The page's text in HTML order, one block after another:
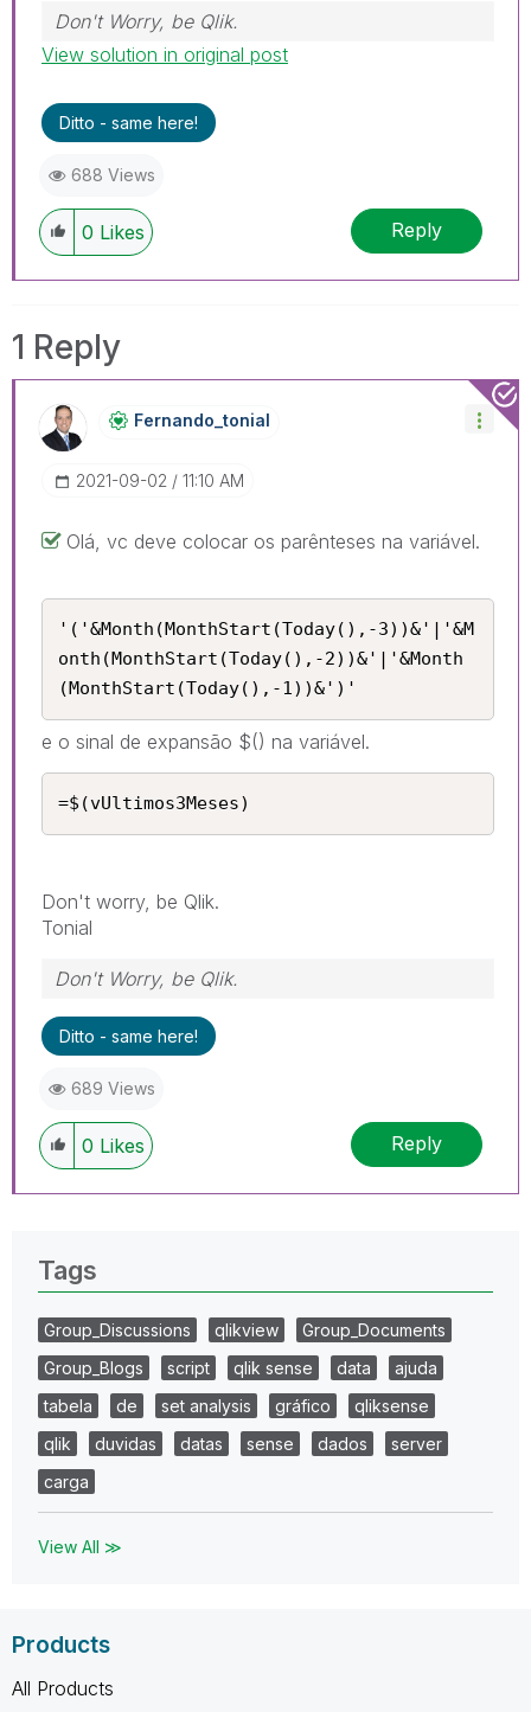
Don't Worry, be Qlik.
View solution in original post
Ditto - same here!
688 Views
0 Likes Reply
1 Reply
Fernando_tonial
‎2021-09-02 11:10 AM
Olá, vc deve colocar os parênteses na variável.
'('&Month(MonthStart(Today(),-3))&'|'&M
onth(MonthStart(Today(),-2))&'|'&Month
(MonthStart(Today(),-1))&')'
e o sinal de expansão $() na variável.
=$(vUltimos3Meses)
Don't worry, be Qlik.
Tonial
Don't Worry, be Qlik.
Ditto - same here!
689 Views
0 Likes Reply
Tags
Group_Discussions qlikview
Group_Documents
Group_Blogs
script qlik sense data
ajuda
tabela
de set analysis gráfico
qliksense
qlik
duvidas datas sense dados
server
carga
View All ≫
Products
All Products